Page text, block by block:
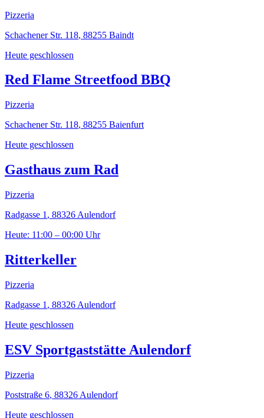
Pizzeria
Schachener Str. 118, 88255 Baindt
Heute geschlossen
Red Flame Streetfood BBQ
Pizzeria
Schachener Str. 118, 88255 Baienfurt
Heute geschlossen
Gasthaus zum Rad
Pizzeria
Radgasse 1 , 88326 Aulendorf
Heute: 11:00 – 00:00 Uhr
Ritterkeller
Pizzeria
Radgasse 1 , 88326 Aulendorf
Heute geschlossen
ESV Sportgaststätte Aulendorf
Pizzeria
Poststraße 6, 88326 Aulendorf
Heute geschlossen